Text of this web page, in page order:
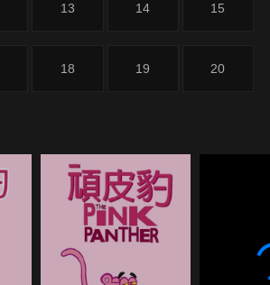
13 14 15
18 19 20